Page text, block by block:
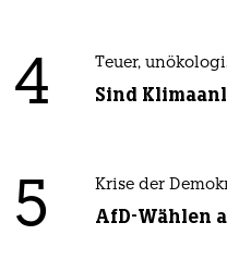
4 Teuer,
Sind
5 Krise der
AfD-Wählen